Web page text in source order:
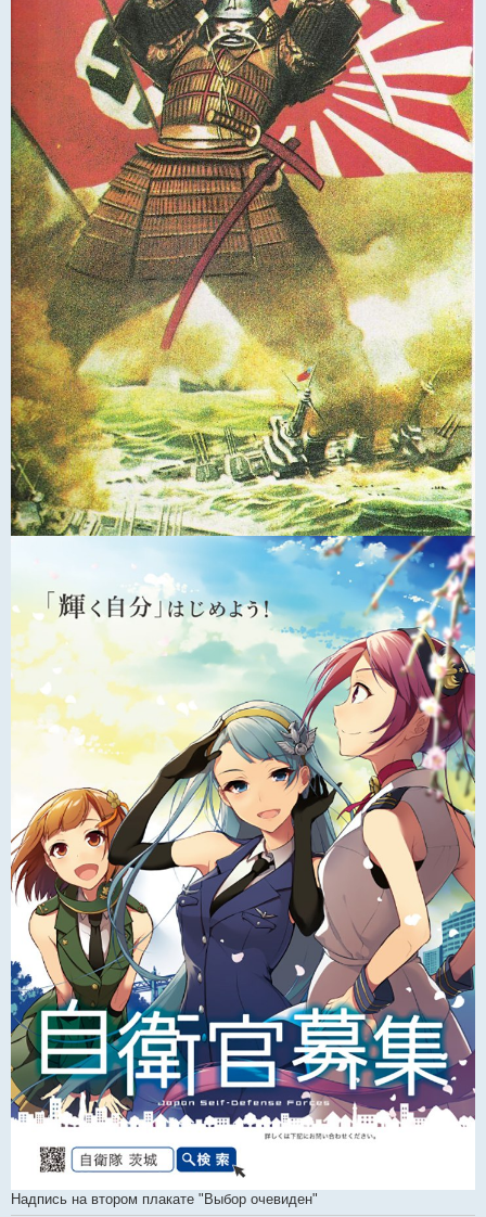
Надпись на втором плакате "Выбор очевиден"